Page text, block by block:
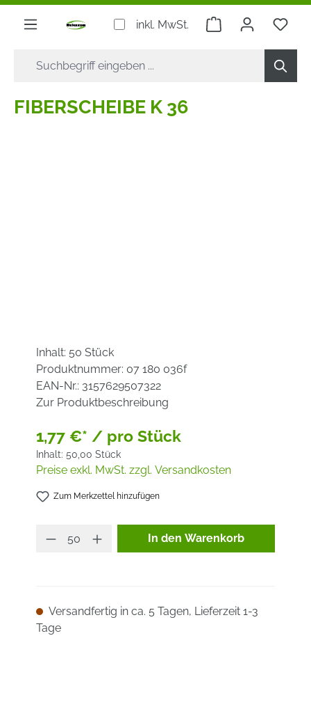
springen
inkl. MwSt. Warenkorb
FIBERSCHEIBE K 36
Inhalt: 50 Stück
Produktnummer: 07 180 036f
EAN-Nr.: 3157629507322
Zur Produktbeschreibung
1,77 €* / pro Stück
Inhalt: 50,00 Stück
Preise exkl. MwSt. zzgl. Versandkosten
Zum Merkzettel hinzufügen
Produkt Anzahl: Gib den
In den Warenkorb
Versandfertig in ca. 5 Tagen, Lieferzeit 1-3
Tage